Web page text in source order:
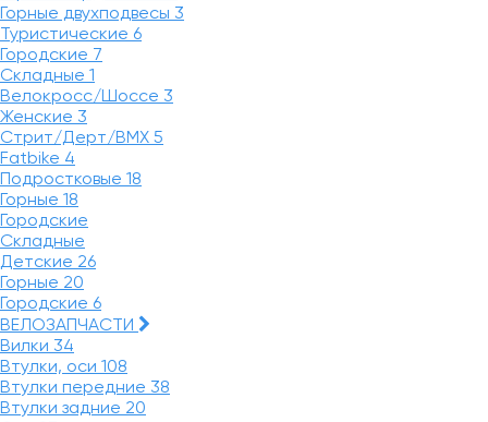
Горные двухподвесы 3
Туристические 6
Городские 7
Складные 1
Велокросс/Шоссе 3
Женские 3
Стрит/Дерт/BMX 5
Fatbike 4
Подростковые 18
Горные 18
Городские
Складные
Детские 26
Горные 20
Городские 6
ВЕЛОЗАПЧАСТИ
Вилки 34
Втулки, оси 108
Втулки передние 38
Втулки задние 20